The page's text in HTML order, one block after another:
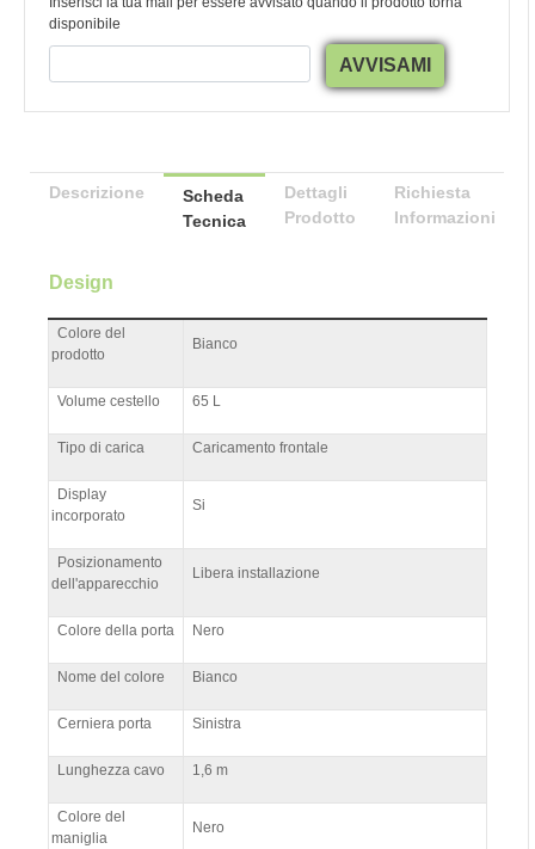
disponibile
AVVISAMI
Descrizione
Scheda
Tecnica
Dettagli
Prodotto
Richiesta
Informazioni
Design
Colore del
prodotto
Bianco
Volume cestello 65 L
Tipo di carica Caricamento frontale
Display
incorporato
Si
Posizionamento
dell'apparecchio
Libera installazione
Colore della porta Nero
Nome del colore Bianco
Cerniera porta Sinistra
Lunghezza cavo 1,6 m
Colore del
maniglia
Nero